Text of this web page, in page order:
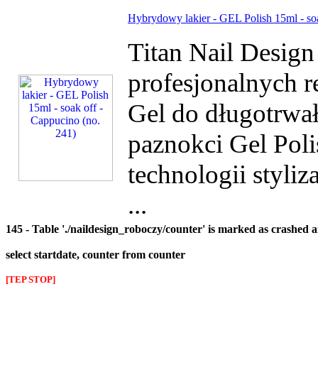
Hybrydowy lakier - GEL Polish 15ml -
Titan Nail
profesjonalnych
Gel do
paznokci Gel
technologii
...
145 - Table './naildesign_roboczy/counter' is marked as crashed
select startdate, counter from counter
[TEP STOP]